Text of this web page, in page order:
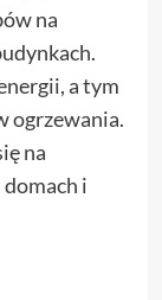
na
a tym
ogrzewania.
na
i